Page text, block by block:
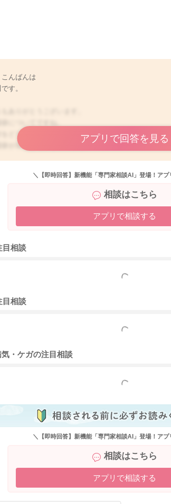
んばんは
す。
をどうもありがとうございます。
疹が出てきているのですね。
ずに泡で洗ってあげると刺激が少なくなり良いかと思
て洗うようにされていてもひどくなっているようでし
お願いします。
アプリで回答を見る
＼【即時回答】新機能「専門家相談AI」登場！アプ
相談はこちら
アプリで相談する
目相談
もっと見る
目相談
もっと見る
・ケガの注目相談
もっと見る
＼【即時回答】新機能「専門家相談AI」登場！アプ
相談はこちら
アプリで相談する